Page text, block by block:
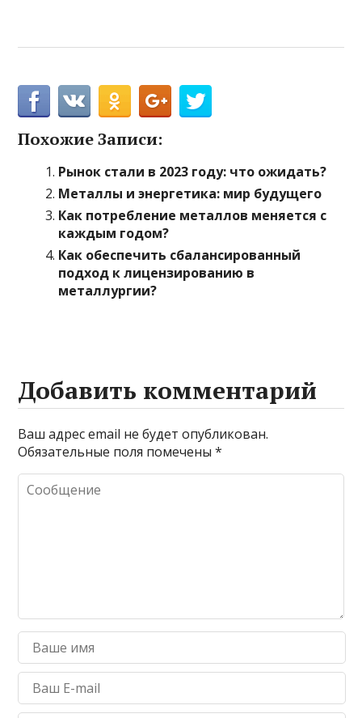
Похожие Записи:
Рынок стали в 2023 году: что ожидать?
Металлы и энергетика: мир будущего
Как потребление металлов меняется с
каждым годом?
Как обеспечить сбалансированный
подход к лицензированию в
металлургии?
Добавить комментарий
Ваш адрес email не будет опубликован.
Обязательные поля помечены*